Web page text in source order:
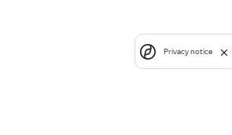
Privacy notice